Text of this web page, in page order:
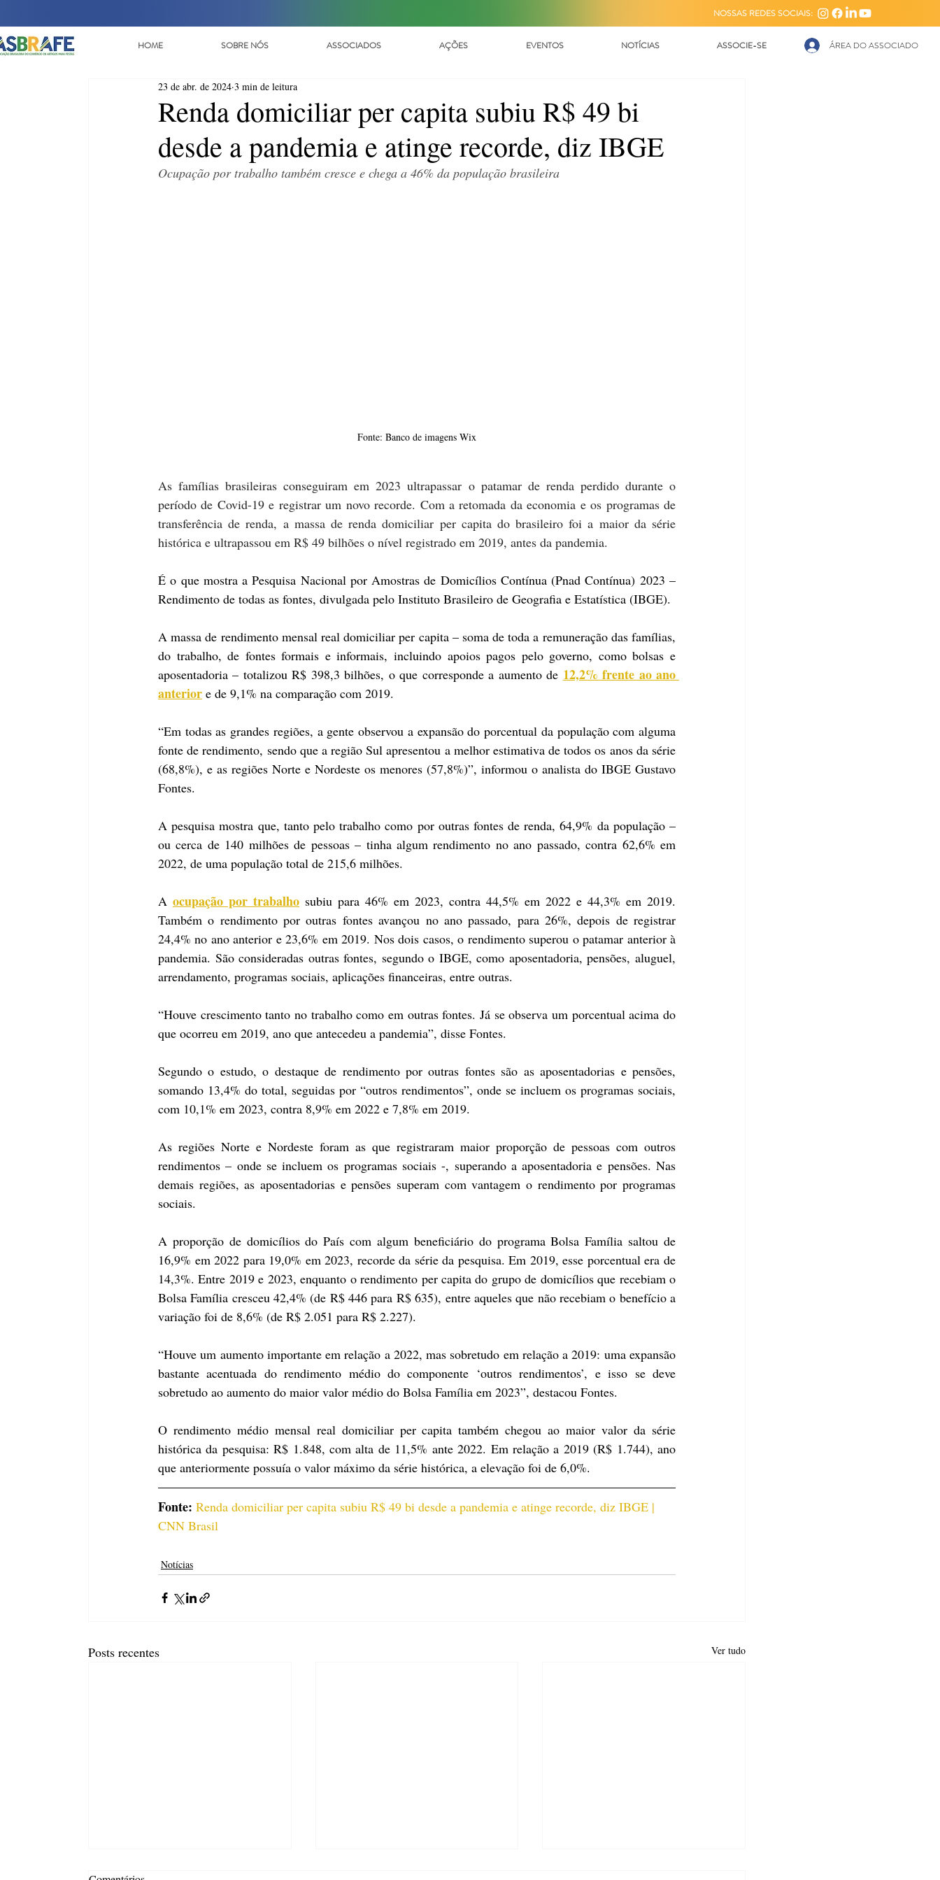
NOSSAS REDES SOCIAIS:
HOME SOBRE NÓS ASSOCIADOS AÇÕES EVENTOS NOTÍCIAS ASSOCIE-SE ÁREA DO ASSOCIADO
Renda domiciliar per capita subiu R$ 49 bi
desde a pandemia e atinge recorde, diz IBGE
23 de abr. de 2024 3 min de leitura
Ocupação por trabalho também cresce e chega a 46% da população brasileira
Fonte: Banco de imagens Wix
As famílias brasileiras conseguiram em 2023 ultrapassar o patamar de renda perdido durante o
período de Covid-19 e registrar um novo recorde. Com a retomada da economia e os programas de
transferência de renda, a massa de renda domiciliar per capita do brasileiro foi a maior da série
histórica e ultrapassou em R$ 49 bilhões o nível registrado em 2019, antes da pandemia.
É o que mostra a Pesquisa Nacional por Amostras de Domicílios Contínua (Pnad Contínua) 2023 –
Rendimento de todas as fontes, divulgada pelo Instituto Brasileiro de Geografia e Estatística (IBGE).
A massa de rendimento mensal real domiciliar per capita – soma de toda a remuneração das famílias,
do trabalho, de fontes formais e informais, incluindo apoios pagos pelo governo, como bolsas e
aposentadoria – totalizou R$ 398,3 bilhões, o que corresponde a aumento de 12,2% frente ao ano
anterior e de 9,1% na comparação com 2019.
“Em todas as grandes regiões, a gente observou a expansão do porcentual da população com alguma
fonte de rendimento, sendo que a região Sul apresentou a melhor estimativa de todos os anos da série
(68,8%), e as regiões Norte e Nordeste os menores (57,8%)”, informou o analista do IBGE Gustavo
Fontes.
A pesquisa mostra que, tanto pelo trabalho como por outras fontes de renda, 64,9% da população –
ou cerca de 140 milhões de pessoas – tinha algum rendimento no ano passado, contra 62,6% em
2022, de uma população total de 215,6 milhões.
A ocupação por trabalho subiu para 46% em 2023, contra 44,5% em 2022 e 44,3% em 2019.
Também o rendimento por outras fontes avançou no ano passado, para 26%, depois de registrar
24,4% no ano anterior e 23,6% em 2019. Nos dois casos, o rendimento superou o patamar anterior à
pandemia. São consideradas outras fontes, segundo o IBGE, como aposentadoria, pensões, aluguel,
arrendamento, programas sociais, aplicações financeiras, entre outras.
“Houve crescimento tanto no trabalho como em outras fontes. Já se observa um porcentual acima do
que ocorreu em 2019, ano que antecedeu a pandemia”, disse Fontes.
Segundo o estudo, o destaque de rendimento por outras fontes são as aposentadorias e pensões,
somando 13,4% do total, seguidas por “outros rendimentos”, onde se incluem os programas sociais,
com 10,1% em 2023, contra 8,9% em 2022 e 7,8% em 2019.
As regiões Norte e Nordeste foram as que registraram maior proporção de pessoas com outros
rendimentos – onde se incluem os programas sociais -, superando a aposentadoria e pensões. Nas
demais regiões, as aposentadorias e pensões superam com vantagem o rendimento por programas
sociais.
A proporção de domicílios do País com algum beneficiário do programa Bolsa Família saltou de
16,9% em 2022 para 19,0% em 2023, recorde da série da pesquisa. Em 2019, esse porcentual era de
14,3%. Entre 2019 e 2023, enquanto o rendimento per capita do grupo de domicílios que recebiam o
Bolsa Família cresceu 42,4% (de R$ 446 para R$ 635), entre aqueles que não recebiam o benefício a
variação foi de 8,6% (de R$ 2.051 para R$ 2.227).
“Houve um aumento importante em relação a 2022, mas sobretudo em relação a 2019: uma expansão
bastante acentuada do rendimento médio do componente ‘outros rendimentos’, e isso se deve
sobretudo ao aumento do maior valor médio do Bolsa Família em 2023”, destacou Fontes.
O rendimento médio mensal real domiciliar per capita também chegou ao maior valor da série
histórica da pesquisa: R$ 1.848, com alta de 11,5% ante 2022. Em relação a 2019 (R$ 1.744), ano
que anteriormente possuía o valor máximo da série histórica, a elevação foi de 6,0%.
Fonte: Renda domiciliar per capita subiu R$ 49 bi desde a pandemia e atinge recorde, diz IBGE |
CNN Brasil
Notícias
Posts recentes Ver tudo